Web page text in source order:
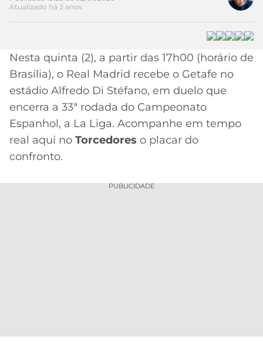
BETBOOM
CÓDIGO
INDICAÇÃO
BET365
CÓDIGO
CASSINOS
MEU
TIME
PALMEIRAS
CORINTHIANS
SÃO
PAULO
CAMPEONATOS
SÉRIE
A
LIBERTADORES
COPA
DO
BRASIL
ESPORTIVA
MERCADO
BOLA
PALPITES
Atualizado há 2 anos
Nesta quinta (2), a partir das 17h00 (horário de
Brasília), o Real Madrid recebe o Getafe no
estádio Alfredo Di Stéfano, em duelo que
encerra a 33ª rodada do Campeonato
Espanhol, a La Liga. Acompanhe em tempo
real aqui no Torcedores o placar do
confronto.
PUBLICIDADE